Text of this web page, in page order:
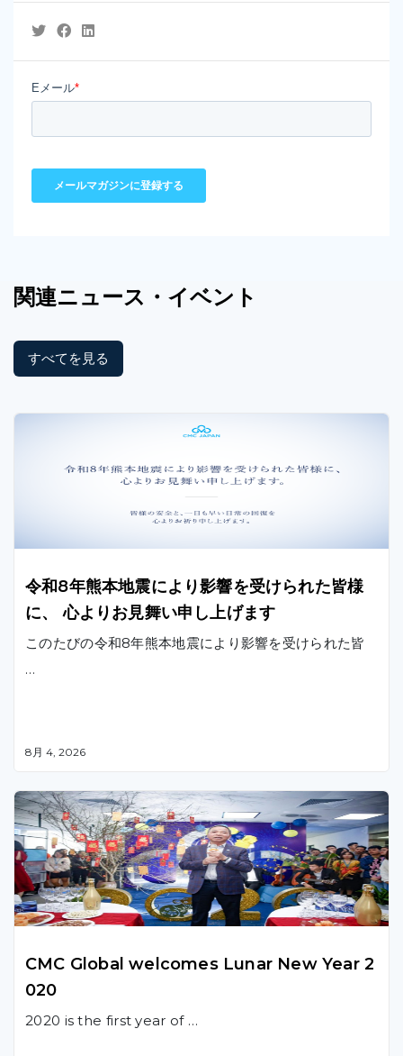
関連ニュース ・イベント
すべてを見る
令和8年熊本地震により影響を受けられた皆様
に、 心よりお見舞い申し上げます
このたびの令和8年熊本地震により影響を受けられた皆
…
8月 4, 2026
CMC Global welcomes Lunar New Year 2
020
2020 is the first year of …